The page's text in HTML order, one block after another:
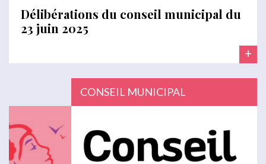
Délibérations du conseil municipal du
23 juin 2025
+
CONSEIL MUNICIPAL